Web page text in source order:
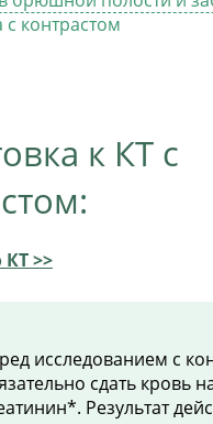
с контрастом
к КТ с
>>
исследованием с
сдать кровь
Результат